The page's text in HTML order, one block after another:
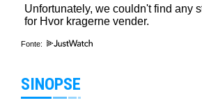
Fonte:
SINOPSE